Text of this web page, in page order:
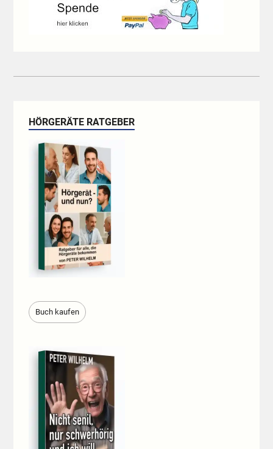
HÖRGERÄTE RATGEBER
Buch kaufen